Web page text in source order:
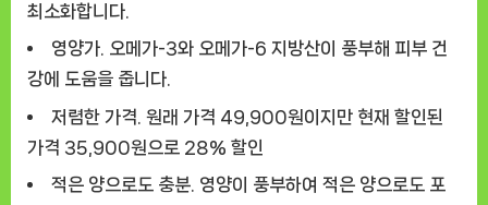
최소화합니다.
영양가. 오메가-3와 오메가-6 지방산이 풍부해 피부 건
강에 도움을 줍니다.
저렴한 가격. 원래 가격 49,900원이지만 현재 할인된
가격 35,900원으로 28% 할인
적은 양으로도 충분. 영양이 풍부하여 적은 양으로도 포